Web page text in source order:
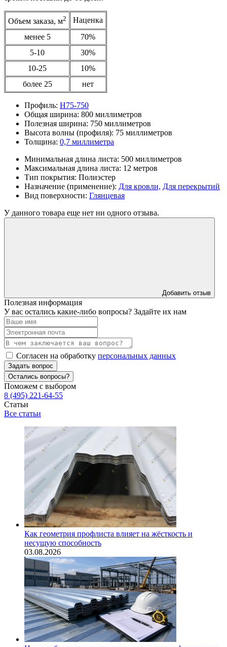
Объем заказа, м2
Наценка
менее 5
70%
5-10
30%
10-25
10%
более 25
нет
Профиль: Н75-750
Общая ширина: 800 миллиметров
Полезная ширина: 750 миллиметров
Высота волны (профиля): 75 миллиметров
Толщина: 0,7 миллиметра
Минимальная длина листа: 500 миллиметров
Максимальная длина листа: 12 метров
Тип покрытия: Полиэстер
Назначение (применение): Для кровли, Для перекрытий
Вид поверхности: Глянцевая
У данного товара еще нет ни одного отзыва.
Добавить отзыв
Полезная информация
У вас остались какие-либо вопросы? Задайте их нам
Согласен на обработку персональных данных
Задать вопрос
Остались вопросы?
Поможем с выбором
8 (495) 221-64-55
Статьи
Все статьи
Как геометрия профлиста влияет на жёсткость и
несущую способность
03.08.2026